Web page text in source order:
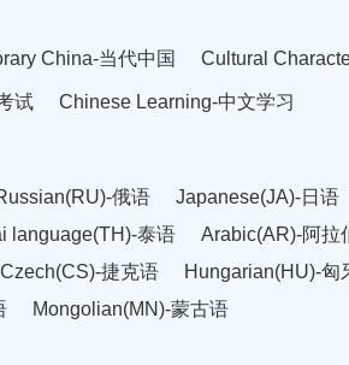
China-当代中国 Cultural
试 Chinese Learning-中文学习
俄语 Japanese(JA)-日语
language(TH)-泰语 Arabic(AR)-阿拉
Czech(CS)-捷克语 Hungarian(HU)-匈
Mongolian(MN)-蒙古语